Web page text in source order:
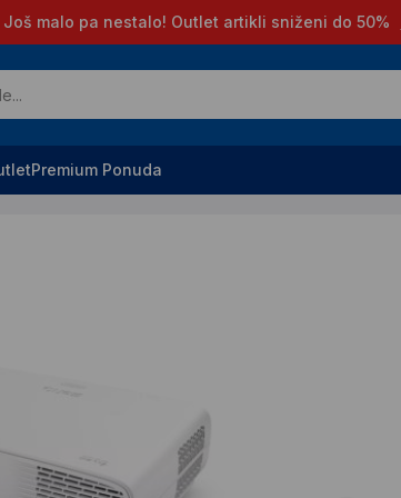
Još malo pa nestalo! Outlet artikli sniženi do 50%
Premium Ponuda